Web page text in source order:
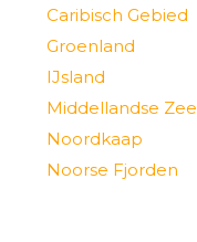
Caribisch Gebied
Groenland
IJsland
Middellandse Zee
Noordkaap
Noorse Fjorden